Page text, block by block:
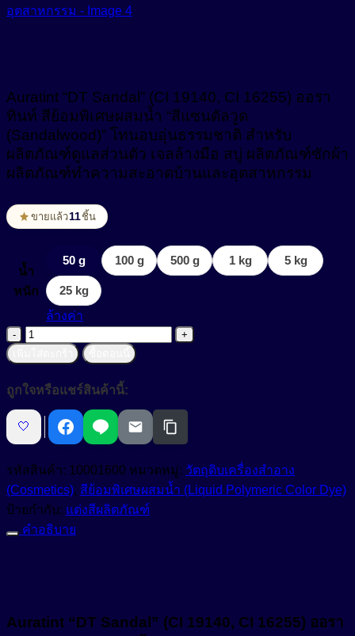
Anti-Bacteria
Anti-Hair Loss
Anti-Inflammation
Anti-Irritation
Anti-Microbials
Anti-Oxidant
Anti-Pigmentation
Anti-Pollution
Anti-Redness
Anti-Wrinkle
Astringent
Hair Growth Factor
Oil Control
Protective Agent
สารเพิ่มความทึบแสง (Opacifying Agent)
สารเพิ่มคุณสมบัติกันน้ำ (Waterproofing Agent)
สารเพิ่มประสิทธิภาพเนื้อสัมผัส (Sensory Enhancer)
Natural-Emollient
สารให้ความชุ่มชื้น (Humectant)
สีผงอนุภาคเล็กสำหรับใช้ในเครื่องสำอางเบสน้ำมัน (Castor
Oil Based Pigment Dispersion)
สีผสมเครื่องสำอาง (water-based cosmetic colorant)
สีย้อมพิเศษผสมน้ำ (Liquid Polymeric Color Dye)
อื่นๆ (Other)
เมคอัพ (Makeup)
Pigment
Tone Up
Auratint “DT Sandal” (CI 19140, CI 16255) ออรา
ทินท์ สีย้อมพิเศษผสมน้ำ “สีแซนดัลวูด
(Sandalwood)” โทนอบอุ่นธรรมชาติ สำหรับ
ผลิตภัณฑ์ดูแลส่วนตัว เจลล้างมือ สบู่ ผลิตภัณฑ์ซักผ้า
ผลิตภัณฑ์ทำความสะอาดบ้านและอุตสาหกรรม
ขายแล้ว11ชิ้น
น้ำ
หนัก
50 g 100 g 500 g 1 kg 5 kg
25 kg
ล้างค่า
จำนวน
“DT
Sandal”
(CI
19140,
CI
16255)
รา
ทิน
ท์
สี
ถูกใจหรือแชร์สินค้านี้:
🤍
รหัสสินค้า: 10001600 หมวดหมู่: วัตถุดิบเครื่องสำอาง
(Cosmetics), สีย้อมพิเศษผสมน้ำ (Liquid Polymeric Color Dye)
ป้ายกำกับ: แต่งสีผลิตภัณฑ์
คำอธิบาย
Auratint “DT Sandal” (CI 19140, CI 16255) ออรา